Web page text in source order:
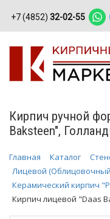
+7 (4852) 32-02-55
Кирпич ручной
Baksteen",
Главная Каталог
Лицевой
Керамический кирпич
Кирпич лицевой "Daas